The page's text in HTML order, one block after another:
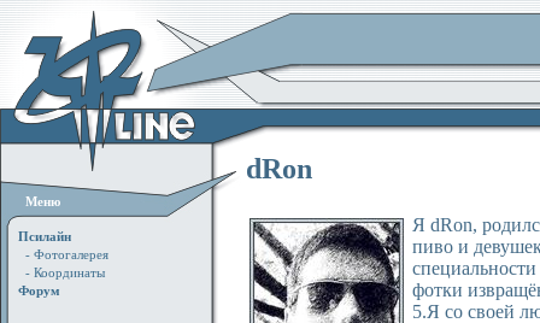
Меню
Псилайн
- Фотогалерея
- Координаты
Форум
dRon
Я dRon,
пиво и
фотки
5.Я со своей